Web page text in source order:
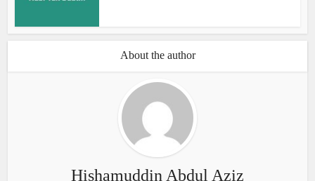
About the author
Hishamuddin Abdul Aziz